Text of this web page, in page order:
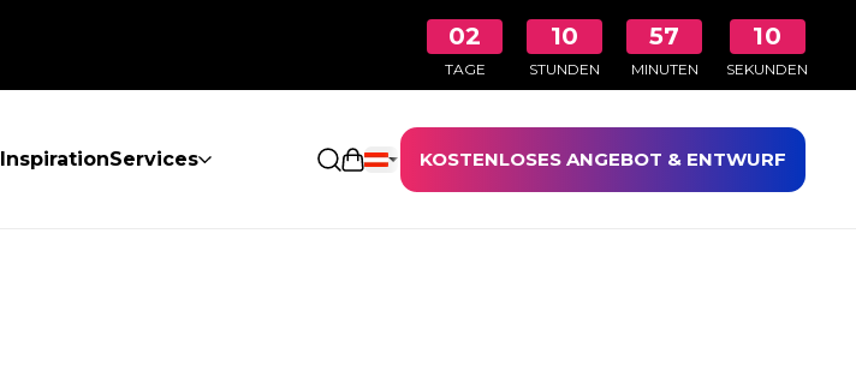
02
TAGE
10
STUNDEN
57
MINUTEN
10
SEKUNDEN
InspirationServices Einkaufswagen öffnen
KOSTENLOSES ANGEBOT & ENTWURF